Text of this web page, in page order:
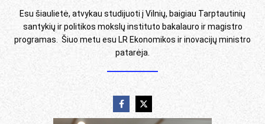
Esu šiaulietė, atvykau studijuoti į Vilnių, baigiau Tarptautinių
santykių ir politikos mokslų instituto bakalauro ir magistro
programas. Šiuo metu esu LR Ekonomikos ir inovacijų ministro
patarėja.